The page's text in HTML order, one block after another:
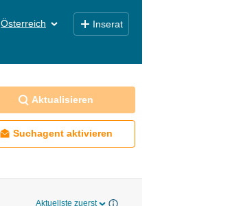
Österreich Inserat
Aktualisieren
Suchagent aktivieren
Aktuellste zuerst